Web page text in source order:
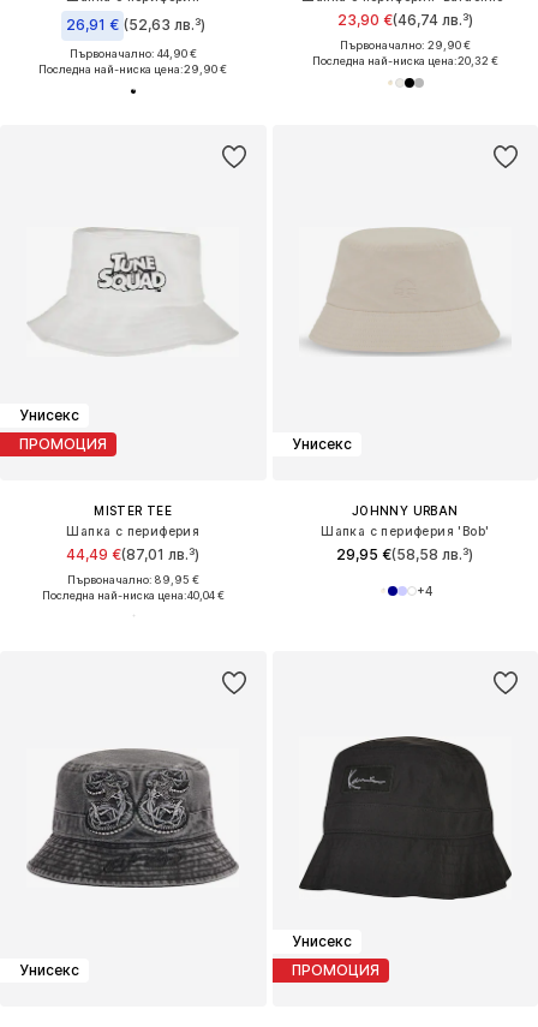
26,91 € (52,63 лв.³)
Първоначално: 44,90 €
Последна най-ниска цена:29,90 €
23,90 €(46,74 лв.³)
Първоначално: 29,90 €
Последна най-ниска цена:20,32 €
Унисекс
ПРОМОЦИЯ
MISTER TEE
Шапка с периферия
44,49 €(87,01 лв.³)
Първоначално: 89,95 €
Последна най-ниска цена:40,04 €
Унисекс
JOHNNY URBAN
Шапка с периферия 'Bob'
29,95 €(58,58 лв.³)
+4
Унисекс
Унисекс
ПРОМОЦИЯ